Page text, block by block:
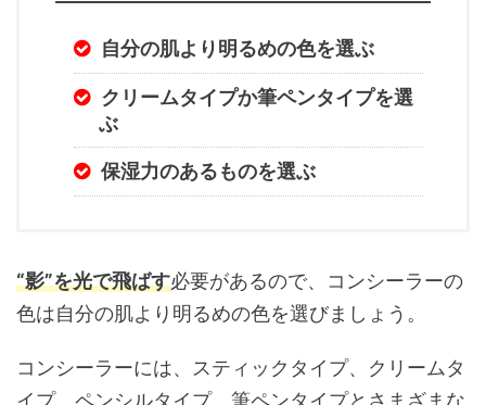
自分の肌より明るめの色を選ぶ
クリームタイプか筆ペンタイプを選
ぶ
保湿力のあるものを選ぶ
“影”を光で飛ばす必要があるので、コンシーラーの
色は自分の肌より明るめの色を選びましょう。
コンシーラーには、スティックタイプ、クリームタ
イプ、ペンシルタイプ、筆ペンタイプとさまざまな